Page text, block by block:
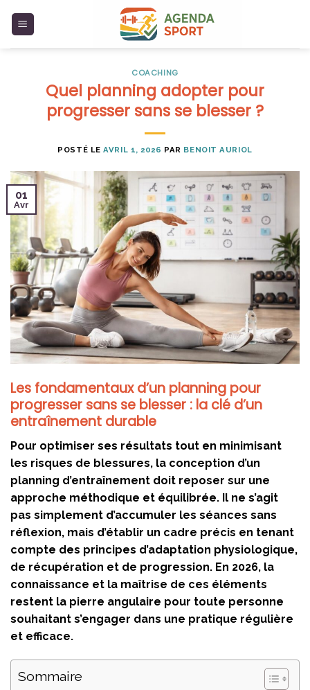
COACHING
Quel planning adopter pour
progresser sans se blesser ?
POSTÉ LEAVRIL 1, 2026 PAR BENOIT AURIOL
01
Avr
Les fondamentaux d’un planning pour
progresser sans se blesser : la clé d’un
entraînement durable
Pour optimiser ses résultats tout en minimisant
les risques de blessures, la conception d’un
planning d’entraînement doit reposer sur une
approche méthodique et équilibrée. Il ne s’agit
pas simplement d’accumuler les séances sans
réflexion, mais d’établir un cadre précis en tenant
compte des principes d’adaptation physiologique,
de récupération et de progression. En 2026, la
connaissance et la maîtrise de ces éléments
restent la pierre angulaire pour toute personne
souhaitant s’engager dans une pratique régulière
et efficace.
Sommaire